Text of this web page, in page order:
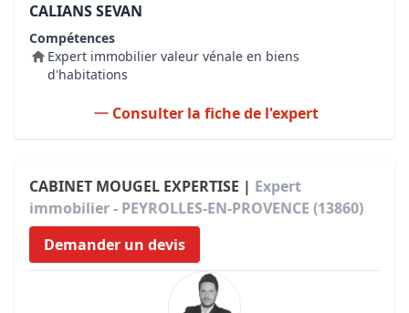
CALIANS SEVAN
Compétences
Expert immobilier valeur vénale en biens
d'habitations
Consulter la fiche de l'expert
CABINET MOUGEL EXPERTISE | Expert
immobilier - PEYROLLES-EN-PROVENCE (13860)
Demander un devis